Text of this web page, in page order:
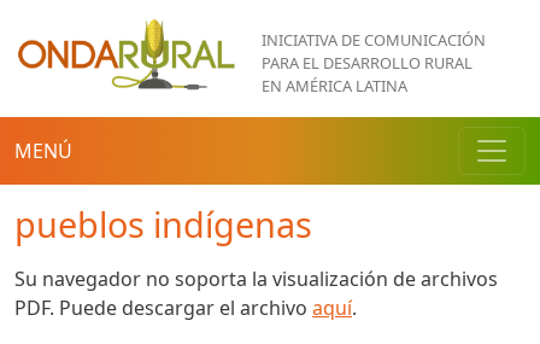
Pasar al contenido principal
INICIATIVA DE COMUNICACIÓN
PARA EL DESARROLLO RURAL
EN AMÉRICA LATINA
MENÚ
pueblos indígenas
Su navegador no soporta la visualización de archivos
PDF. Puede descargar el archivo aquí.